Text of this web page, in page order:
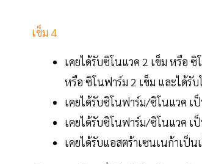
เข็ม 4
เคยได้รับซิโนแวค 2 เข็ม หรือ
หรือ ซิโนฟาร์ม 2 เข็ม และได้รับ
เคยได้รับซิโนฟาร์ม/ซิโนแวค เ
เคยได้รับซิโนฟาร์ม/ซิโนแวค เ
เคยได้รับแอสตร้าเซนเนก้าเป็